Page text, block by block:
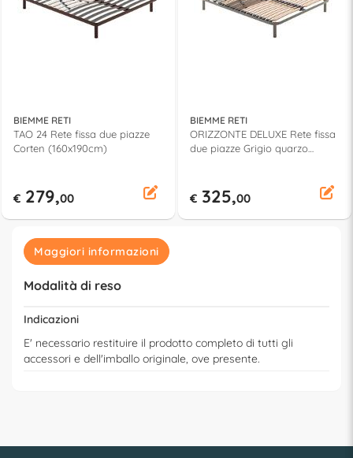
BIEMME RETI
TAO 24 Rete fissa due piazze
Corten (160x190cm)
€ 279,00
BIEMME RETI
ORIZZONTE DELUXE Rete fissa
due piazze Grigio quarzo
€ 325,00
Maggiori informazioni
Modalità di reso
Indicazioni
E' necessario restituire il prodotto completo di tutti gli
accessori e dell'imballo originale, ove presente.